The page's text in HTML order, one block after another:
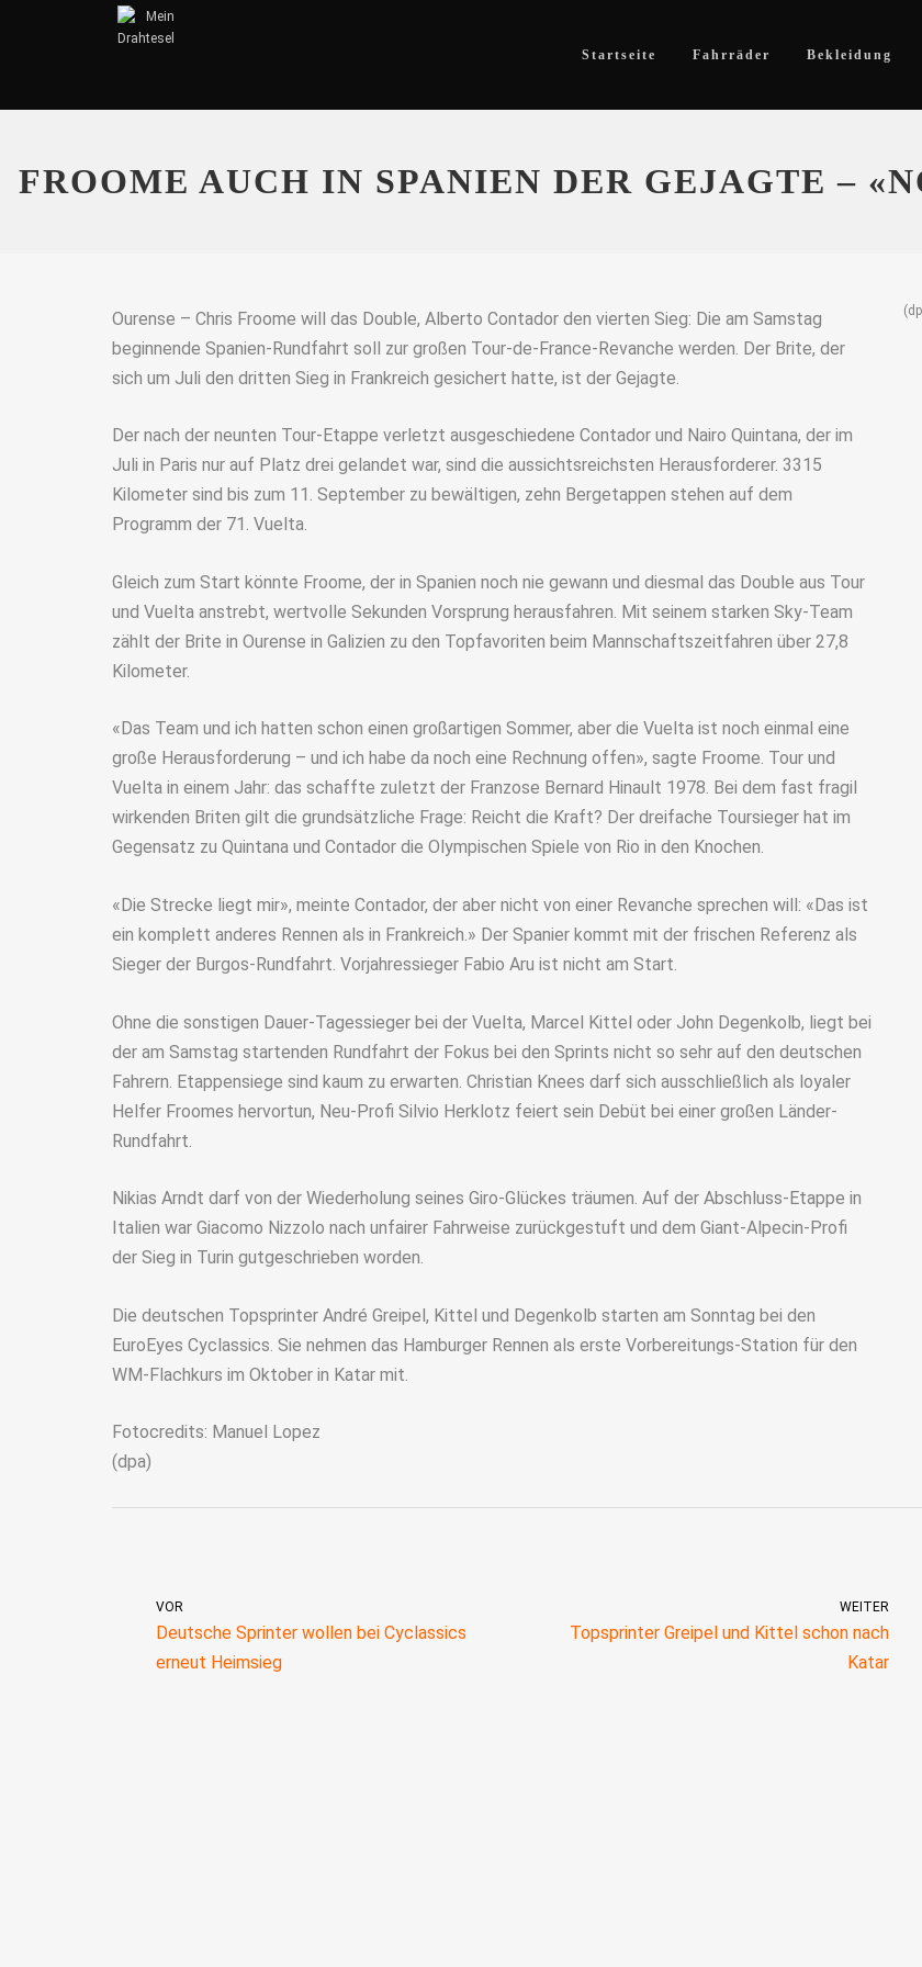
Startseite Fahrräder Bekleidung
FROOME AUCH IN SPANIEN DER GEJAGTE –
Ourense – Chris Froome will das Double, Alberto Contador den vierten Sieg: Die am Samstag
beginnende Spanien-Rundfahrt soll zur großen Tour-de-France-Revanche werden. Der Brite, der
sich um Juli den dritten Sieg in Frankreich gesichert hatte, ist der Gejagte.
Der nach der neunten Tour-Etappe verletzt ausgeschiedene Contador und Nairo Quintana, der im
Juli in Paris nur auf Platz drei gelandet war, sind die aussichtsreichsten Herausforderer. 3315
Kilometer sind bis zum 11. September zu bewältigen, zehn Bergetappen stehen auf dem
Programm der 71. Vuelta.
Gleich zum Start könnte Froome, der in Spanien noch nie gewann und diesmal das Double aus Tour
und Vuelta anstrebt, wertvolle Sekunden Vorsprung herausfahren. Mit seinem starken Sky-Team
zählt der Brite in Ourense in Galizien zu den Topfavoriten beim Mannschaftszeitfahren über 27,8
Kilometer.
«Das Team und ich hatten schon einen großartigen Sommer, aber die Vuelta ist noch einmal eine
große Herausforderung – und ich habe da noch eine Rechnung offen», sagte Froome. Tour und
Vuelta in einem Jahr: das schaffte zuletzt der Franzose Bernard Hinault 1978. Bei dem fast fragil
wirkenden Briten gilt die grundsätzliche Frage: Reicht die Kraft? Der dreifache Toursieger hat im
Gegensatz zu Quintana und Contador die Olympischen Spiele von Rio in den Knochen.
«Die Strecke liegt mir», meinte Contador, der aber nicht von einer Revanche sprechen will: «Das ist
ein komplett anderes Rennen als in Frankreich.» Der Spanier kommt mit der frischen Referenz als
Sieger der Burgos-Rundfahrt. Vorjahressieger Fabio Aru ist nicht am Start.
Ohne die sonstigen Dauer-Tagessieger bei der Vuelta, Marcel Kittel oder John Degenkolb, liegt bei
der am Samstag startenden Rundfahrt der Fokus bei den Sprints nicht so sehr auf den deutschen
Fahrern. Etappensiege sind kaum zu erwarten. Christian Knees darf sich ausschließlich als loyaler
Helfer Froomes hervortun, Neu-Profi Silvio Herklotz feiert sein Debüt bei einer großen Länder-
Rundfahrt.
Nikias Arndt darf von der Wiederholung seines Giro-Glückes träumen. Auf der Abschluss-Etappe in
Italien war Giacomo Nizzolo nach unfairer Fahrweise zurückgestuft und dem Giant-Alpecin-Profi
der Sieg in Turin gutgeschrieben worden.
Die deutschen Topsprinter André Greipel, Kittel und Degenkolb starten am Sonntag bei den
EuroEyes Cyclassics. Sie nehmen das Hamburger Rennen als erste Vorbereitungs-Station für den
WM-Flachkurs im Oktober in Katar mit.
Fotocredits: Manuel Lopez
(dpa)
VOR
Deutsche Sprinter wollen bei Cyclassics
erneut Heimsieg
WEITER
Topsprinter Greipel und Kittel schon nach
Katar